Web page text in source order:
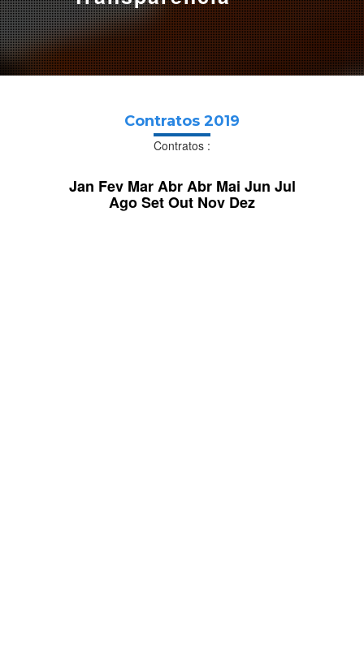
Contratos 2019
Contratos :
Jan Fev MarAbrAbr Mai Jun Jul
AgoSetOut Nov Dez